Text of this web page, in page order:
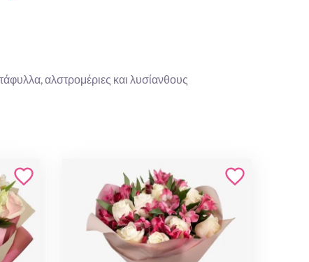
αλστρομέριες και λυσίανθους